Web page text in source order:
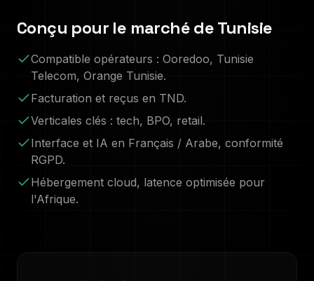
Conçu pour le marché deTunisie
Compatible opérateurs : Ooredoo, Tunisie
Telecom, Orange Tunisie.
Facturation et reçus en TND.
Verticales clés : tech, BPO, retail.
Interface et IA en Français / Arabe, conformité
RGPD.
Hébergement cloud, latence optimisée pour
l'Afrique.